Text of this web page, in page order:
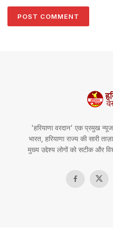
'हरियाणा वरदान' एक प्रमुख
भारत, हरियाणा राज्य की सारी
मुख्य उद्देश्य लोगों को सटीक और